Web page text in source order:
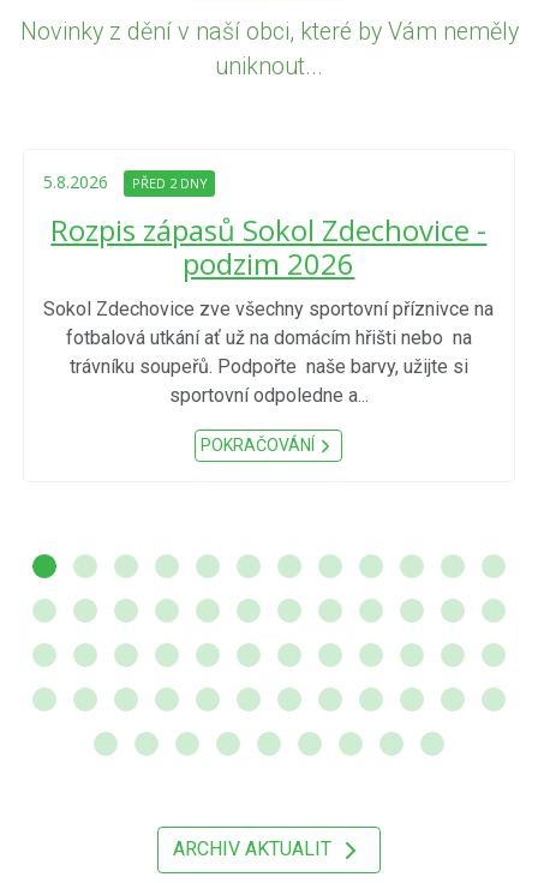
Novinky z dění v naší obci, které by Vám neměly
uniknout...
5.8.2026 PŘED 2 DNY
Rozpis zápasů Sokol Zdechovice -
podzim 2026
Sokol Zdechovice zve všechny sportovní příznivce na
fotbalová utkání ať už na domácím hřišti nebo na
trávníku soupeřů. Podpořte naše barvy, užijte si
sportovní odpoledne a...
POKRAČOVÁNÍ
ARCHIV AKTUALIT